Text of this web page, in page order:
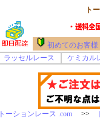
ト
初めてのお客様
ラッセルレース ケミカル
トーションレース .com>>